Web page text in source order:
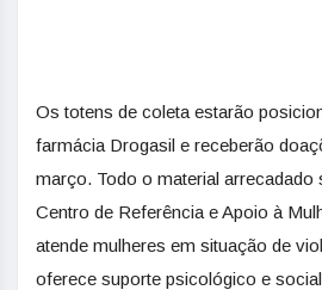
Os totens de coleta estarão
farmácia Drogasil e receberão
março. Todo o material arrecadado
Centro de Referência e Apoio à
atende mulheres em situação de
oferece suporte psicológico e